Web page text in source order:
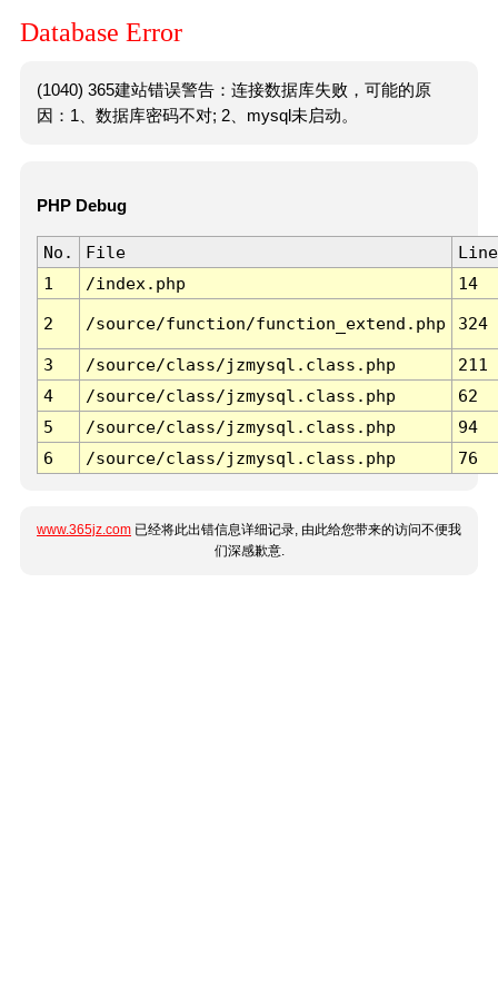
Database Error
(1040) 365建站错误警告：连接数据库失败，可能的原
因：1、数据库密码不对; 2、mysql未启动。
PHP Debug
No. File
Line
1
/index.php 14
2 /source/function/function_extend.php 324
3 /source/class/jzmysql.class.php
211
4
/source/class/jzmysql.class.php
62
5
/source/class/jzmysql.class.php
94
6
/source/class/jzmysql.class.php 76
www.365jz.com 已经将此出错信息详细记录, 由此给您带来的访问不便我
们深感歉意.